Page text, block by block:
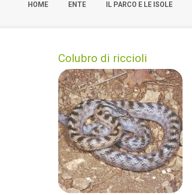
HOME ENTE IL PARCO E LE ISOLE
Colubro di riccioli